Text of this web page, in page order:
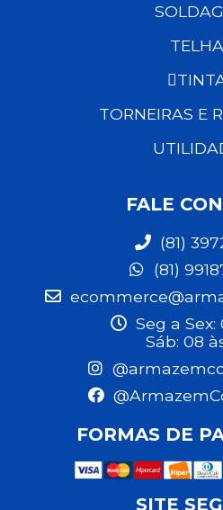
TORNEIRAS E
FALE
(81)
(81)
Seg a Sex:
Sáb: 08
FORMAS DE
SITE